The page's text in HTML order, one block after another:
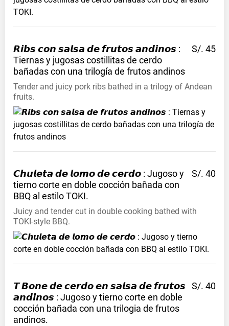
𝙍𝙞𝙗𝙨 𝙘𝙤𝙣 𝙨𝙖𝙡𝙨𝙖 𝙙𝙚 𝙛𝙧𝙪𝙩𝙤𝙨 𝙖𝙣𝙙𝙞𝙣𝙤𝙨 :
Tiernas y jugosas costillitas de cerdo
bañadas con una trilogía de frutos andinos
S/. 45
Tender and juicy pork ribs bathed in a trilogy of Andean
fruits.
𝘾𝙝𝙪𝙡𝙚𝙩𝙖 𝙙𝙚 𝙡𝙤𝙢𝙤 𝙙𝙚 𝙘𝙚𝙧𝙙𝙤 : Jugoso y
tierno corte en doble cocción bañada con
BBQ al estiloTOKI.
S/. 40
Juicy and tender cut in double cooking bathed with
TOKI-style BBQ.
𝙏 𝘽𝙤𝙣𝙚 𝙙𝙚 𝙘𝙚𝙧𝙙𝙤 𝙚𝙣 𝙨𝙖𝙡𝙨𝙖 𝙙𝙚 𝙛𝙧𝙪𝙩𝙤𝙨
𝙖𝙣𝙙𝙞𝙣𝙤𝙨 : Jugoso y tierno corte en doble
cocción bañada con una trilogia de frutos
andinos.
S/. 40